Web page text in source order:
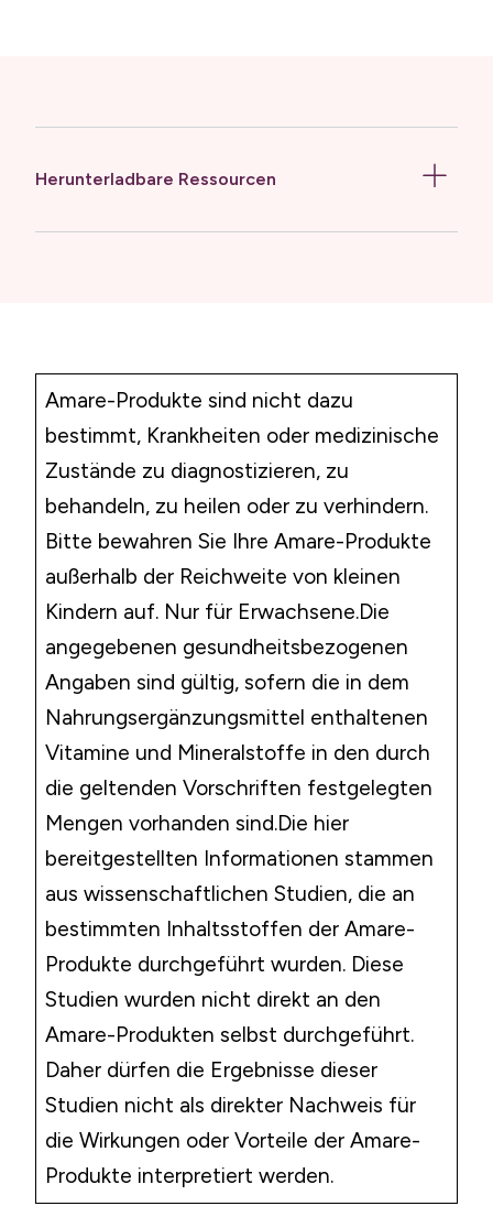
Herunterladbare Ressourcen
Amare-Produkte sind nicht dazu
bestimmt, Krankheiten oder medizinische
Zustände zu diagnostizieren, zu
behandeln, zu heilen oder zu verhindern.
Bitte bewahren Sie Ihre Amare-Produkte
außerhalb der Reichweite von kleinen
Kindern auf. Nur für Erwachsene.Die
angegebenen gesundheitsbezogenen
Angaben sind gültig, sofern die in dem
Nahrungsergänzungsmittel enthaltenen
Vitamine und Mineralstoffe in den durch
die geltenden Vorschriften festgelegten
Mengen vorhanden sind.Die hier
bereitgestellten Informationen stammen
aus wissenschaftlichen Studien, die an
bestimmten Inhaltsstoffen der Amare-
Produkte durchgeführt wurden. Diese
Studien wurden nicht direkt an den
Amare-Produkten selbst durchgeführt.
Daher dürfen die Ergebnisse dieser
Studien nicht als direkter Nachweis für
die Wirkungen oder Vorteile der Amare-
Produkte interpretiert werden.